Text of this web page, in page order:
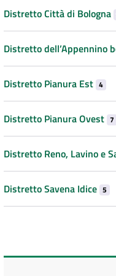
Distretto Città di Bologna
Distretto dell’Appennino
Distretto Pianura Est 4
Distretto Pianura Ovest 7
Distretto Reno, Lavino e
Distretto Savena Idice 5